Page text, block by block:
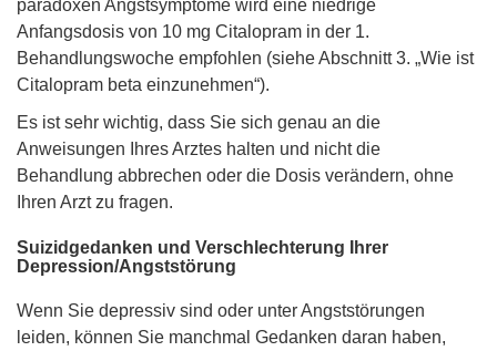
paradoxen Angstsymptome wird eine niedrige
Anfangsdosis von 10 mg Citalopram in der 1.
Behandlungswoche empfohlen (siehe Abschnitt 3. „Wie ist
Citalopram beta einzunehmen“).
Es ist sehr wichtig, dass Sie sich genau an die
Anweisungen Ihres Arztes halten und nicht die
Behandlung abbrechen oder die Dosis verändern, ohne
Ihren Arzt zu fragen.
Suizidgedanken und Verschlechterung Ihrer
Depression/Angststörung
Wenn Sie depressiv sind oder unter Angststörungen
leiden, können Sie manchmal Gedanken daran haben,